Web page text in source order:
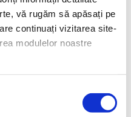
vă rugăm să apăsați pe
continuați vizitarea site-
modulelor noastre